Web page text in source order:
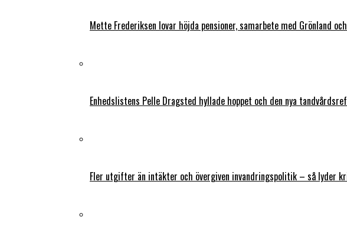
Mette Frederiksen lovar höjda pensioner, samarbete med Grönland
Enhedslistens Pelle Dragsted hyllade hoppet och den nya
Fler utgifter än intäkter och övergiven invandringspolitik – så lyder